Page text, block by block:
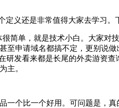
定义还是非常值得大家去学习。
很简单，就是技术小白。大家对
至申请域名都搞不定，更别说做
研发看来都是长尾的外卖游资
主。
一个比一个好用。可问题是，